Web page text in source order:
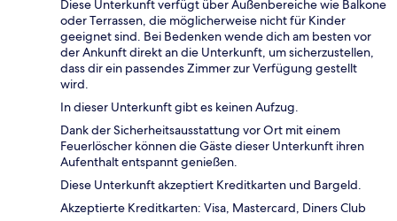
Diese Unterkunft verfügt über Außenbereiche wie Balkone
oder Terrassen, die möglicherweise nicht für Kinder
geeignet sind. Bei Bedenken wende dich am besten vor
der Ankunft direkt an die Unterkunft, um sicherzustellen,
dass dir ein passendes Zimmer zur Verfügung gestellt
wird.
In dieser Unterkunft gibt es keinen Aufzug.
Dank der Sicherheitsausstattung vor Ort mit einem
Feuerlöscher können die Gäste dieser Unterkunft ihren
Aufenthalt entspannt genießen.
Diese Unterkunft akzeptiert Kreditkarten und Bargeld.
Akzeptierte Kreditkarten: Visa, Mastercard, Diners Club